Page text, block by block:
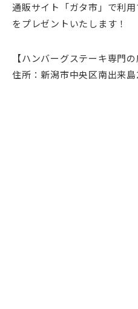
通販サイト「ガタ市」で利
をプレゼントいたします！
【ハンバーグステーキ専門の
住所：新潟市中央区南出来